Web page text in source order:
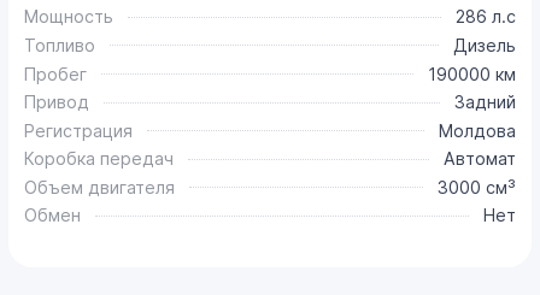
Мощность
286 л.с
Топливо
Дизель
Пробег
190000 км
Привод
Задний
Регистрация
Молдова
Коробка передач
Автомат
Объем двигателя
3000 см³
Обмен
Нет